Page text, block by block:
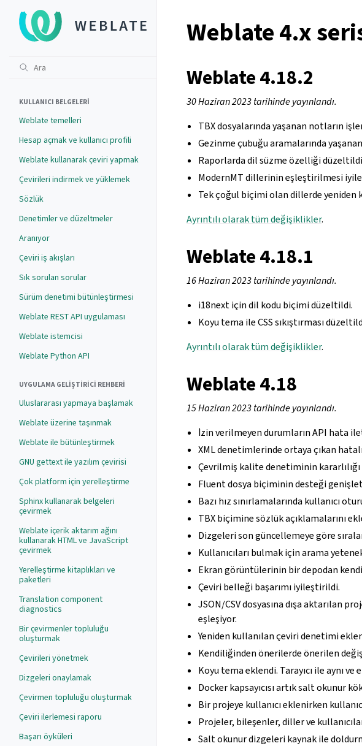
KULLANICI BELGELERI
Weblate temelleri
Hesap açmak ve kullanıcı profili
Weblate kullanarak çeviri yapmak
Çevirileri indirmek ve yüklemek
Sözlük
Denetimler ve düzeltmeler
Aranıyor
Çeviri iş akışları
Sık sorulan sorular
Sürüm denetimi bütünleştirmesi
Weblate REST API uygulaması
Weblate istemcisi
Weblate Python API
UYGULAMA GELIŞTIRICI REHBERI
Uluslararası yapmaya başlamak
Weblate üzerine taşınmak
Weblate ile bütünleştirmek
GNU gettext ile yazılım çevirisi
Çok platform için yerelleştirme
Sphinx kullanarak belgeleri
çevirmek
Weblate içerik aktarım ağını
kullanarak HTML ve JavaScript
çevirmek
Yerelleştirme kitaplıkları ve
paketleri
Translation component
diagnostics
Bir çevirmenler topluluğu
oluşturmak
Çevirileri yönetmek
Dizgeleri onaylamak
Çevirmen topluluğu oluşturmak
Çeviri ilerlemesi raporu
Başarı öyküleri
Weblate 4.x
Weblate 4.18.2
30 Haziran 2023 tarihinde yayınlandı.
TBX dosyalarında yaşanan notların
Gezinme çubuğu aramalarında
Raporlarda dil süzme özelliği
ModernMT dillerinin eşleştirilmesi
Tek çoğul biçimi olan dillerde yeniden
Ayrıntılı olarak tüm değişiklikler.
Weblate 4.18.1
16 Haziran 2023 tarihinde yayınlandı.
i18next için dil kodu biçimi düzeltildi.
Koyu tema ile CSS sıkıştırması
Ayrıntılı olarak tüm değişiklikler.
Weblate 4.18
15 Haziran 2023 tarihinde yayınlandı.
İzin verilmeyen durumların API hata
XML denetimlerinde ortaya çıkan
Çevrilmiş kalite denetiminin
Fluent dosya biçiminin desteği
Bazı hız sınırlamalarında kullanıcı
TBX biçimine sözlük açıklamalarını
Dizgeleri son güncellemeye göre
Kullanıcıları bulmak için arama
Ekran görüntülerinin bir depodan
Çeviri belleği başarımı iyileştirildi.
JSON/CSV dosyasına dışa aktarılan
eşleşiyor.
Yeniden kullanılan çeviri denetimi
Kendiliğinden önerilerde önerilen
Koyu tema eklendi. Tarayıcı ile aynı
Docker kapsayıcısı artık salt okunur
Bir projeye kullanıcı eklenirken
Projeler, bileşenler, diller ve
Salt okunur dizgeleri kaynak ile